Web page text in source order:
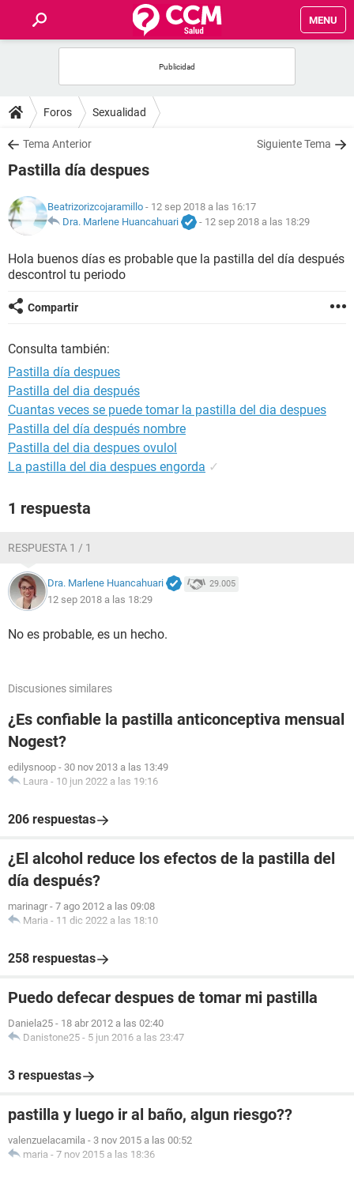
MENU
FOROS
SALUD
NUTRICIÓN
BIENESTAR
SEXUALIDAD
GLOSARIO
Foros Sexualidad
Tema Anterior Siguiente Tema
Pastilla día despues
Beatrizorizcojaramillo - 12 sep 2018 a las 16:17
Dra. Marlene Huancahuari
- 12 sep 2018 a las 18:29
Hola buenos días es probable que la pastilla del día después
descontrol tu periodo
Compartir
Consulta también:
Pastilla día despues
Pastilla del dia después
Cuantas veces se puede tomar la pastilla del dia despues
Pastilla del día después nombre
Pastilla del dia despues ovulol
La pastilla del dia despues engorda ✓
1 respuesta
RESPUESTA 1 / 1
Dra. Marlene Huancahuari 29.005
12 sep 2018 a las 18:29
No es probable, es un hecho.
Discusiones similares
¿Es confiable la pastilla anticonceptiva mensual
Nogest?
edilysnoop - 30 nov 2013 a las 13:49
Laura - 10 jun 2022 a las 19:16
206 respuestas
¿El alcohol reduce los efectos de la pastilla del
día después?
marinagr - 7 ago 2012 a las 09:08
Maria - 11 dic 2022 a las 18:10
258 respuestas
Puedo defecar despues de tomar mi pastilla
Daniela25 - 18 abr 2012 a las 02:40
Danistone25 - 5 jun 2016 a las 23:47
3 respuestas
pastilla y luego ir al baño, algun riesgo??
valenzuelacamila - 3 nov 2015 a las 00:52
maria - 7 nov 2015 a las 18:36